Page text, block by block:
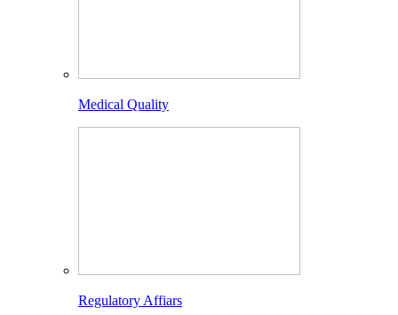
Medical Quality
Regulatory Affiars